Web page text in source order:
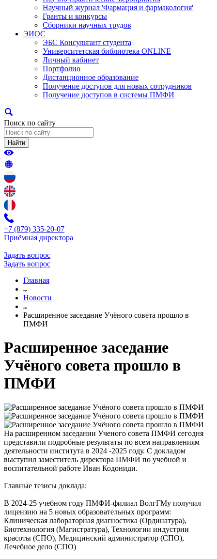
Научный журнал 'Фармация и фармакология'
Гранты и конкурсы
Сборники научных трудов
ЭИОС
ЭБС Консультант студента
Университетская библиотека ONLINE
Личный кабинет
Портфолио
Дистанционное образование
Получение доступов для новых сотрудников
Получение доступов в системы ПМФИ
Поиск по сайту
Найти
+7 (879) 335-20-07
Приёмная директора
Задать вопрос
Задать вопрос
Главная
Новости
Расширенное заседание Учёного совета прошло в
ПМФИ
Расширенное заседание
Учёного совета прошло в
ПМФИ
На расширенном заседании Ученого совета ПМФИ сегодня
представили подробные результаты по всем направлениям
деятельности института в 2024 -2025 году. С докладом
выступил заместитель директора ПМФИ по учебной и
воспитательной работе Иван Кодониди.
Главные тезисы доклада:
В 2024-25 учебном году ПМФИ-филиал ВолгГМу получил
лицензию на 5 новых образовательных программ:
Клиническая лабораторная диагностика (Ординатура),
Биотехнология (Магистратура), Технологии индустрии
красоты (СПО), Медицинский администратор (СПО),
Лечебное дело (СПО)